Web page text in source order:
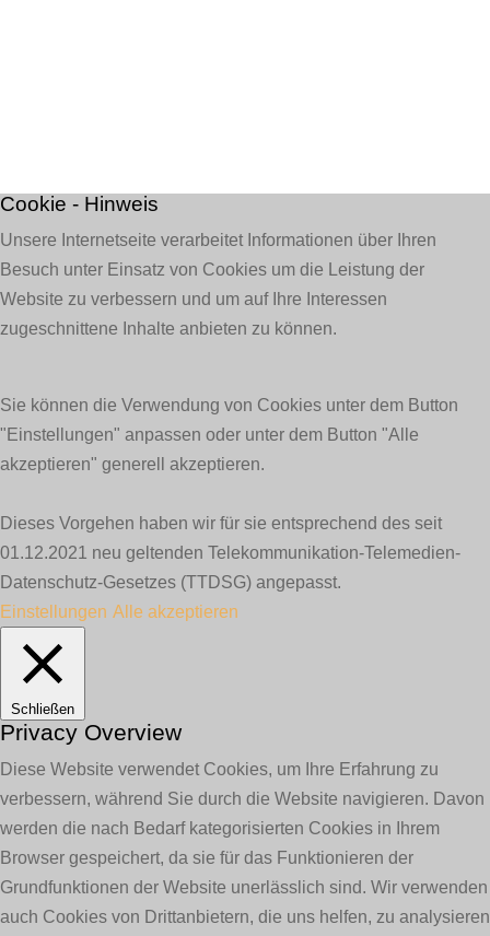
Cookie - Hinweis
Unsere Internetseite verarbeitet Informationen über Ihren
Besuch unter Einsatz von Cookies um die Leistung der
Website zu verbessern und um auf Ihre Interessen
zugeschnittene Inhalte anbieten zu können.
Sie können die Verwendung von Cookies unter dem Button
"Einstellungen" anpassen oder unter dem Button "Alle
akzeptieren" generell akzeptieren.
Dieses Vorgehen haben wir für sie entsprechend des seit
01.12.2021 neu geltenden Telekommunikation-Telemedien-
Datenschutz-Gesetzes (TTDSG) angepasst.
Einstellungen Alle akzeptieren
Schließen
Privacy Overview
Diese Website verwendet Cookies, um Ihre Erfahrung zu
verbessern, während Sie durch die Website navigieren. Davon
werden die nach Bedarf kategorisierten Cookies in Ihrem
Browser gespeichert, da sie für das Funktionieren der
Grundfunktionen der Website unerlässlich sind. Wir verwenden
auch Cookies von Drittanbietern, die uns helfen, zu analysieren